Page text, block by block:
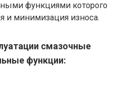
функциями которого
и минимизация износа.
смазочные
функции: